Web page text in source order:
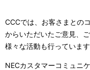
CCCでは、お客さまとの
からいただいたご意見、
様々な活動も行っています
NECカスタマーコミュニ